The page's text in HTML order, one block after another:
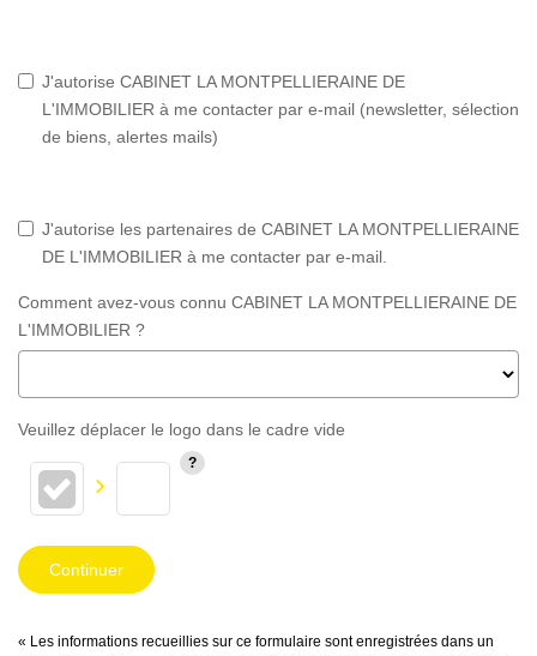
J'autorise CABINET LA MONTPELLIERAINE DE
L'IMMOBILIER à me contacter par e-mail (newsletter, sélection
de biens, alertes mails)
J'autorise les partenaires de CABINET LA MONTPELLIERAINE
DE L'IMMOBILIER à me contacter par e-mail.
Comment avez-vous connu CABINET LA MONTPELLIERAINE DE
L'IMMOBILIER ?
Veuillez déplacer le logo dans le cadre vide
Continuer
« Les informations recueillies sur ce formulaire sont enregistrées dans un